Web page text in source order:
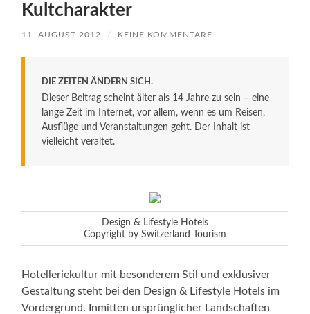
Kultcharakter
11. AUGUST 2012 / KEINE KOMMENTARE
DIE ZEITEN ÄNDERN SICH.
Dieser Beitrag scheint älter als 14 Jahre zu sein – eine
lange Zeit im Internet, vor allem, wenn es um Reisen,
Ausflüge und Veranstaltungen geht. Der Inhalt ist
vielleicht veraltet.
Design & Lifestyle Hotels
Copyright by Switzerland Tourism
Hotelleriekultur mit besonderem Stil und exklusiver
Gestaltung steht bei den Design & Lifestyle Hotels im
Vordergrund. Inmitten ursprünglicher Landschaften